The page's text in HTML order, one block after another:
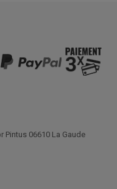
Pintus 06610 La Gaude